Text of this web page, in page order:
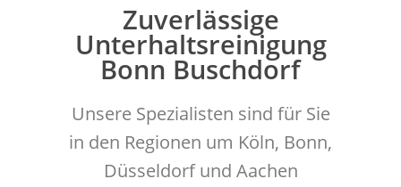
Zuverlässige
Unterhaltsreinigung
Bonn Buschdorf
Unsere Spezialisten sind für Sie
in den Regionen um Köln, Bonn,
Düsseldorf und Aachen